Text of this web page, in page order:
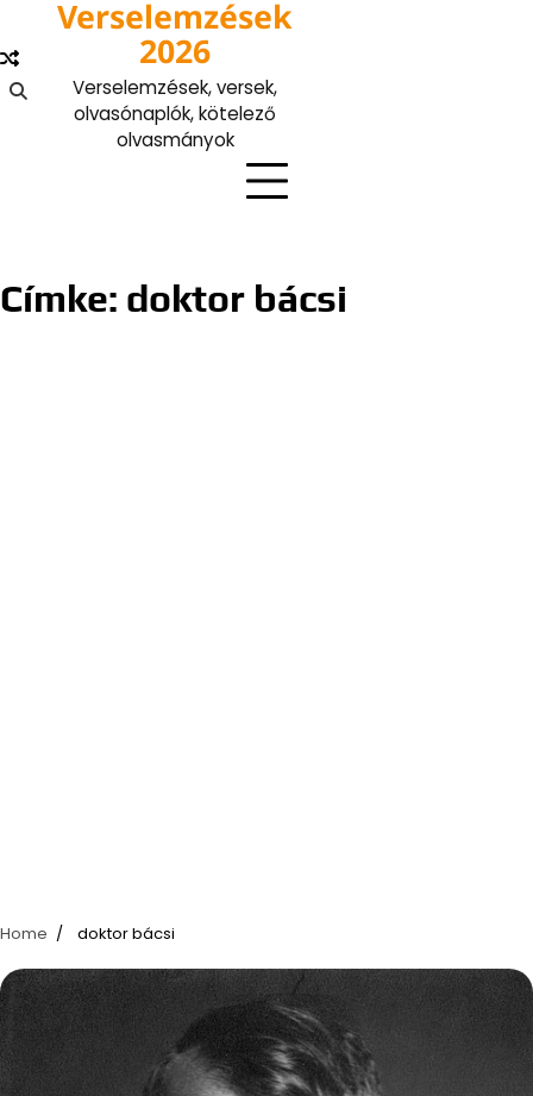
content
Verselemzések
2026
Verselemzések, versek,
olvasónaplók, kötelező
olvasmányok
Címke: doktor bácsi
Home doktor bácsi